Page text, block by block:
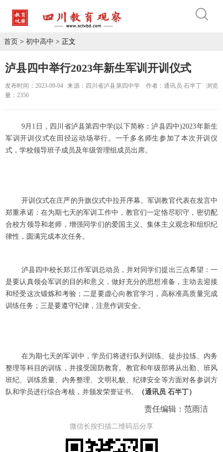
首页 > 初中高中 > 正文
泸县四中举行2023年新生军训开训仪式
发布时间：2023-09-04 来源：四川省泸县第四中学 作者：通讯员 石半丁 浏览
量：2356
9月1日，四川省泸县第四中学(以下简称：泸县四中)2023年新生
军训开训仪式在田径运动场举行。一千多名师生参加了本次开训仪
式，学校领导班子成员及年级管理组成员出席。
开训仪式在庄严的升旗仪式中拉开序幕。军训教官代表在发言中
郑重承诺：在为期七天的军训工作中，教官们一定恪尽职守，密切配
合校方领导和老师，增强同学们的爱国主义、集体主义观念和组织纪
律性，圆满完成本次任务。
泸县四中校长郑江作军训总动员，并对同学们提出三点希望：一
是要认真领会军训的目的和意义，做好充分的思想准备，主动去迎接
和经受这次锻炼和考验；二是要虚心向教官学习，高标准高质量完成
训练任务；三是要遵守纪律，注意作训安全。
在为期七天的军训中，学员们将进行队列训练、徒步拉练、内务
整理等科目的训练，并接受国防教育。教官和年级部将从出勤、班风
班纪、训练质量、内务整理、文明礼貌、纪律安全等方面对各参训方
队和学员进行综合考核，并颁发荣誉证书。
（通讯员 石半丁）
责任编辑：范雨洁
微信长按扫描二维码后分享